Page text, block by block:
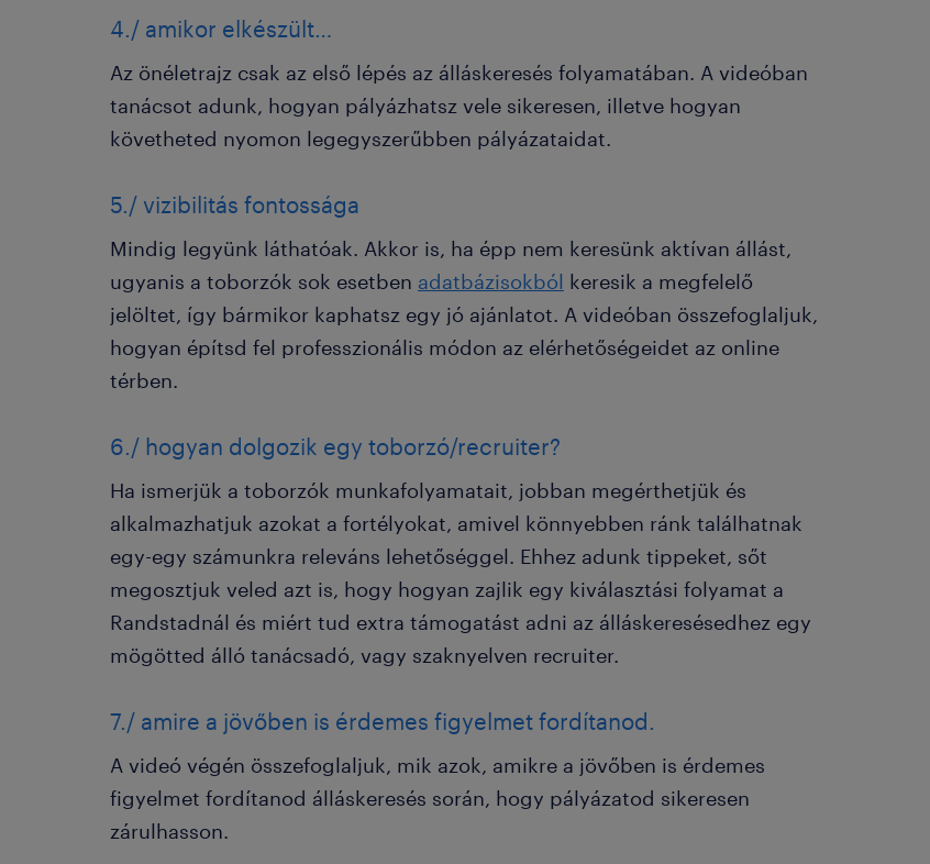
4./ amikor elkészült…
Az önéletrajz csak az első lépés az álláskeresés folyamatában. A videóban
tanácsot adunk, hogyan pályázhatsz vele sikeresen, illetve hogyan
követheted nyomon legegyszerűbben pályázataidat.
5./ vizibilitás fontossága
Mindig legyünk láthatóak. Akkor is, ha épp nem keresünk aktívan állást,
ugyanis a toborzók sok esetben adatbázisokból keresik a megfelelő
jelöltet, így bármikor kaphatsz egy jó ajánlatot. A videóban összefoglaljuk,
hogyan építsd fel professzionális módon az elérhetőségeidet az online
térben.
6./ hogyan dolgozik egy toborzó/recruiter?
Ha ismerjük a toborzók munkafolyamatait, jobban megérthetjük és
alkalmazhatjuk azokat a fortélyokat, amivel könnyebben ránk találhatnak
egy-egy számunkra releváns lehetőséggel. Ehhez adunk tippeket, sőt
megosztjuk veled azt is, hogy hogyan zajlik egy kiválasztási folyamat a
Randstadnál és miért tud extra támogatást adni az álláskeresésedhez egy
mögötted álló tanácsadó, vagy szaknyelven recruiter.
7./ amire a jövőben is érdemes figyelmet fordítanod.
A videó végén összefoglaljuk, mik azok, amikre a jövőben is érdemes
figyelmet fordítanod álláskeresés során, hogy pályázatod sikeresen
zárulhasson.